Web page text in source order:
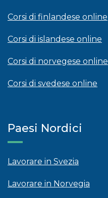
Corsi di finlandese online
Corsi di islandese online
Corsi di norvegese online
Corsi di svedese online
Paesi Nordici
Lavorare in Svezia
Lavorare in Norvegia